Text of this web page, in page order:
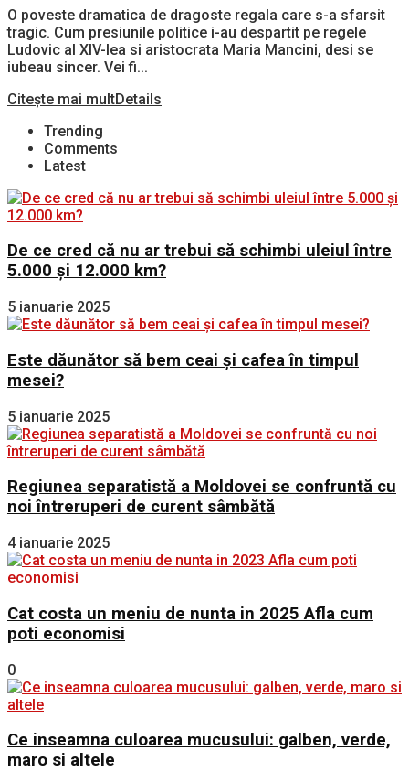
O poveste dramatica de dragoste regala care s-a sfarsit
tragic. Cum presiunile politice i-au despartit pe regele
Ludovic al XIV-lea si aristocrata Maria Mancini, desi se
iubeau sincer. Vei fi...
Citește mai multDetails
Trending
Comments
Latest
De ce cred că nu ar trebui să schimbi uleiul între
5.000 și 12.000 km?
5 ianuarie 2025
Este dăunător să bem ceai și cafea în timpul
mesei?
5 ianuarie 2025
Regiunea separatistă a Moldovei se confruntă cu
noi întreruperi de curent sâmbătă
4 ianuarie 2025
Cat costa un meniu de nunta in 2025 Afla cum
poti economisi
0
Ce inseamna culoarea mucusului: galben, verde,
maro si altele